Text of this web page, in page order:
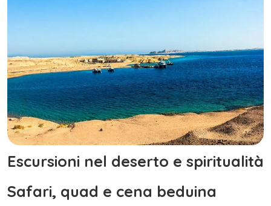
Escursioni nel deserto e spiritualità
Safari, quad e cena beduina